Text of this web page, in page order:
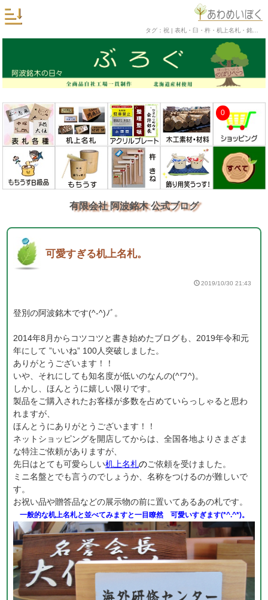
0
有限会社 阿波銘木 公式ブログ
可愛すぎる机上名札。
2019/10/30 21:43
登別の阿波銘木です(^-^)ﾉﾞ。
2014年8月からコツコツと書き始めたブログも、2019年令和元
年にして ”いいね” 100人突破しました。
ありがとうございます！！
いや、それにしても知名度が低いのなんの(^ワ^)。
しかし、ほんとうに嬉しい限りです。
製品をご購入されたお客様が多数を占めていらっしゃると思わ
れますが、
ほんとうにありがとうございます！！
ネットショッピングを開店してからは、全国各地よりさまざま
な特注ご依頼がありますが、
先日はとても可愛らしい机上名札のご依頼を受けました。
ミニ名盤とでも言うのでしょうか、名称をつけるのが難しいで
す。
お祝い品や贈答品などの展示物の前に置いてあるあの札です。
一般的な机上名札と並べてみますと一目瞭然 可愛いすぎます(*^.^*)。